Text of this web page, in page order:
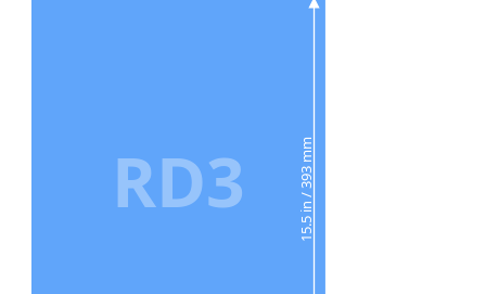
15.5 in / 393 mm
RD3